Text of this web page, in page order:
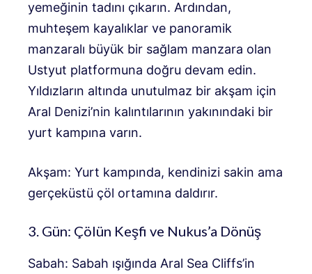
yemeğinin tadını çıkarın. Ardından,
muhteşem kayalıklar ve panoramik
manzaralı büyük bir sağlam manzara olan
Ustyut platformuna doğru devam edin.
Yıldızların altında unutulmaz bir akşam için
Aral Denizi’nin kalıntılarının yakınındaki bir
yurt kampına varın.
Akşam: Yurt kampında, kendinizi sakin ama
gerçeküstü çöl ortamına daldırır.
3. Gün: Çölün Keşfi ve Nukus’a Dönüş
Sabah: Sabah ışığında Aral Sea Cliffs’in